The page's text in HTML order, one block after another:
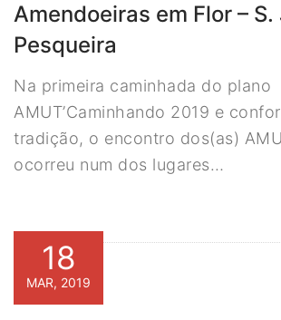
Amendoeiras em Flor – S.
Pesqueira
Na primeira caminhada do plano
AMUT’Caminhando 2019 e
tradição, o encontro dos(as)
ocorreu num dos lugares…
18
MAR, 2019